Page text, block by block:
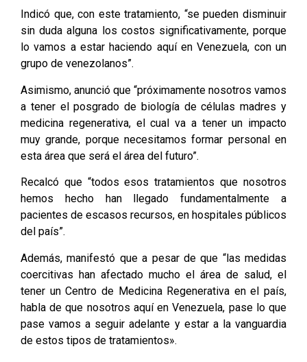
Indicó que, con este tratamiento, “se pueden disminuir
sin duda alguna los costos significativamente, porque
lo vamos a estar haciendo aquí en Venezuela, con un
grupo de venezolanos”.
Asimismo, anunció que “próximamente nosotros vamos
a tener el posgrado de biología de células madres y
medicina regenerativa, el cual va a tener un impacto
muy grande, porque necesitamos formar personal en
esta área que será el área del futuro”.
Recalcó que “todos esos tratamientos que nosotros
hemos hecho han llegado fundamentalmente a
pacientes de escasos recursos, en hospitales públicos
del país”.
Además, manifestó que a pesar de que “las medidas
coercitivas han afectado mucho el área de salud, el
tener un Centro de Medicina Regenerativa en el país,
habla de que nosotros aquí en Venezuela, pase lo que
pase vamos a seguir adelante y estar a la vanguardia
de estos tipos de tratamientos».